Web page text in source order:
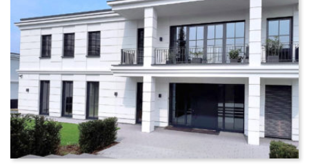
einem WDVS-System versehen.